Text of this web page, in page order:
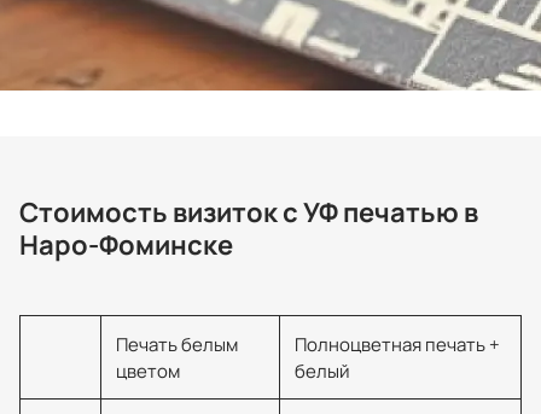
Стоимость визиток с УФ печатью в
Наро-Фоминске
Печать белым
цветом
Полноцветная печать +
белый